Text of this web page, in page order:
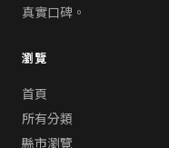
真實口碑。
瀏覽
首頁
所有分類
縣市瀏覽